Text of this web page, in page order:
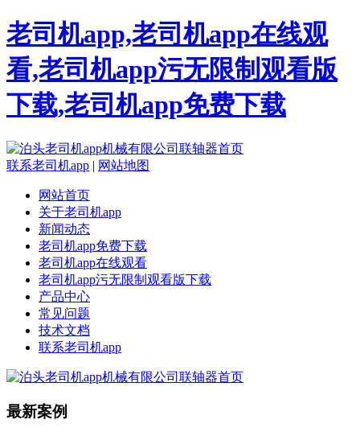
老司机app,老司机app在线观
看,老司机app污无限制观看版
下载,老司机app免费下载
联系老司机app | 网站地图
网站首页
关于老司机app
新闻动态
老司机app免费下载
老司机app在线观看
老司机app污无限制观看版下载
产品中心
常见问题
技术文档
联系老司机app
最新案例